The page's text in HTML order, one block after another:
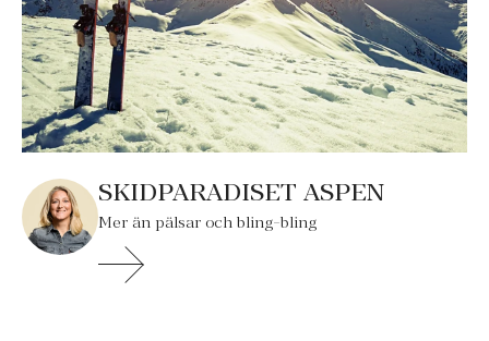
SKIDPARADISET ASPEN
Mer än pälsar och bling-bling